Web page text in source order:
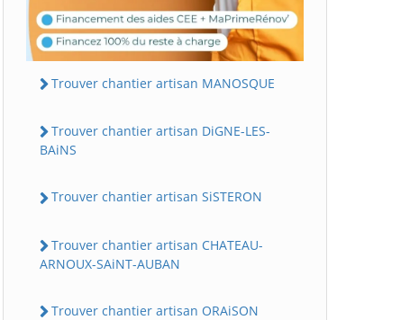
Trouver chantier artisan MANOSQUE
Trouver chantier artisan DiGNE-LES-
BAiNS
Trouver chantier artisan SiSTERON
Trouver chantier artisan CHATEAU-
ARNOUX-SAiNT-AUBAN
Trouver chantier artisan ORAiSON